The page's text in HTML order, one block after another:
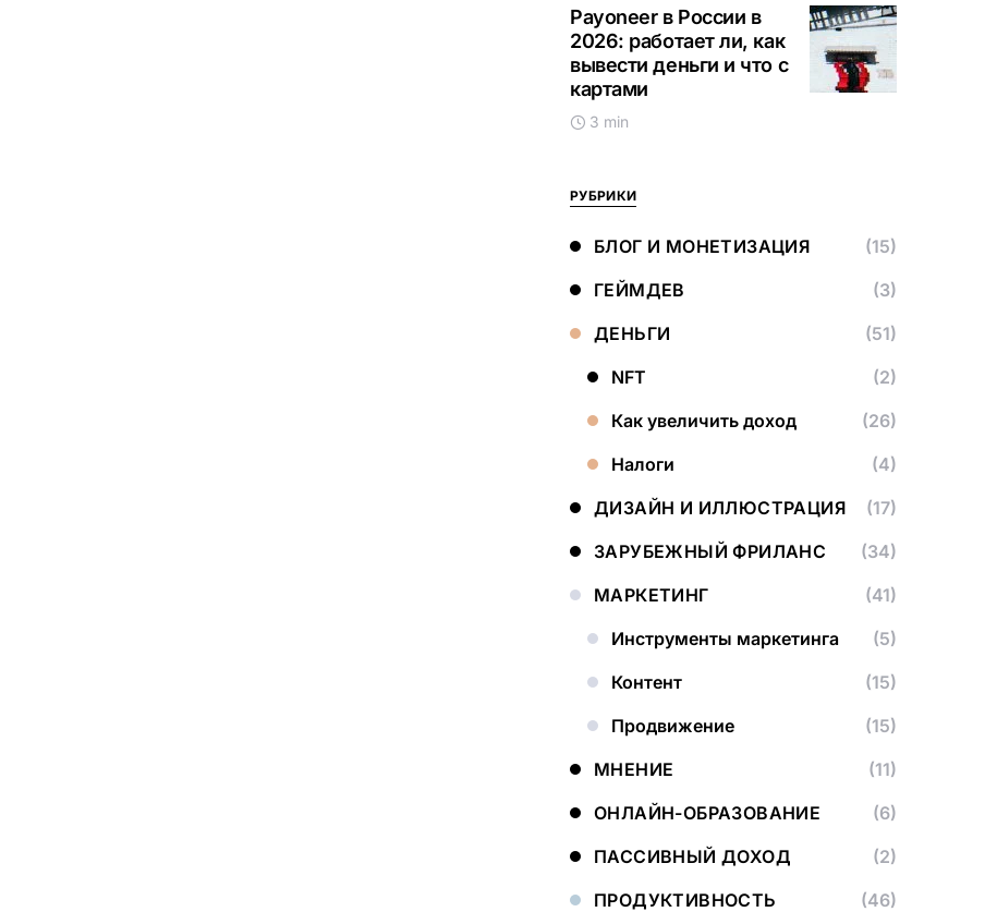
Payoneer в России в
2026: работает ли, как
вывести деньги и что с
картами
3 min
РУБРИКИ
БЛОГ И МОНЕТИЗАЦИЯ
(15)
ГЕЙМДЕВ
(3)
ДЕНЬГИ
(51)
NFT
(2)
Как увеличить доход
(26)
Налоги
(4)
ДИЗАЙН И ИЛЛЮСТРАЦИЯ
(17)
ЗАРУБЕЖНЫЙ ФРИЛАНС
(34)
МАРКЕТИНГ
(41)
Инструменты маркетинга
(5)
Контент
(15)
Продвижение
(15)
МНЕНИЕ
(11)
ОНЛАЙН-ОБРАЗОВАНИЕ
(6)
ПАССИВНЫЙ ДОХОД
(2)
ПРОДУКТИВНОСТЬ
(46)